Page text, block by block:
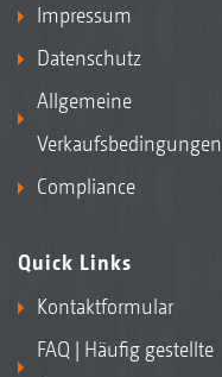
Impressum
Datenschutz
Allgemeine
Verkaufsbedingungen
Compliance
Quick Links
Kontaktformular
FAQ | Häufig gestellte